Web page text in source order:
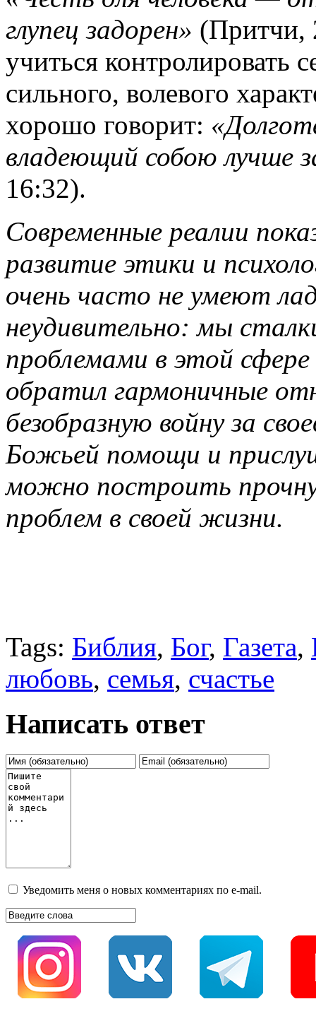
глупец задорен» (Притчи,
учиться контролировать
сильного, волевого
хорошо говорит:
владеющий собою лучше
16:32).
Современные реалии
развитие этики и
очень часто не умеют
неудивительно: мы
проблемами в этой сфере
обратил гармоничные
безобразную войну за
Божьей помощи и
можно построить
проблем в своей жизни.
Tags: Библия, Бог, Газета,
любовь, семья, счастье
Написать ответ
Уведомить меня о новых комментариях по e-mail.